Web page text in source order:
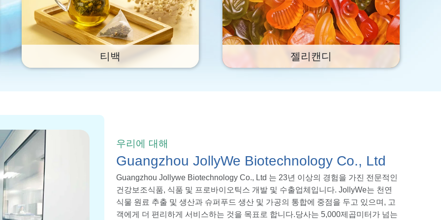
티백 젤리캔디
우리에 대해
Guangzhou JollyWe Biotechnology Co., Ltd
Guangzhou Jollywe Biotechnology Co., Ltd 는 23년 이상의 경험을 가진 전문적인
건강보조식품, 식품 및 프로바이오틱스 개발 및 수출업체입니다. JollyWe는 천연
식물 원료 추출 및 생산과 슈퍼푸드 생산 및 가공의 통합에 중점을 두고 있으며, 고
객에게 더 편리하게 서비스하는 것을 목표로 합니다.당사는 5,000제곱미터가 넘는